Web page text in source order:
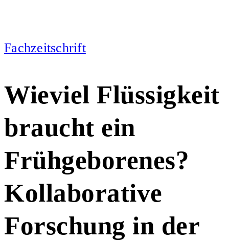
Fachzeitschrift
Wieviel Flüssigkeit
braucht ein
Frühgeborenes?
Kollaborative
Forschung in der